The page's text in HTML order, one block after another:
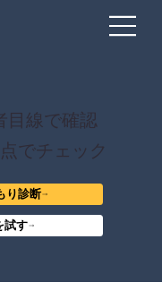
目線で確認
でチェック
り診断
試す